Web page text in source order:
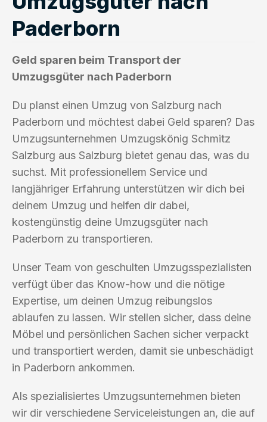
Paderborn
Geld sparen beim Transport der
Umzugsgüter nach Paderborn
Du planst einen Umzug von Salzburg nach
Paderborn und möchtest dabei Geld sparen? Das
Umzugsunternehmen Umzugskönig Schmitz
Salzburg aus Salzburg bietet genau das, was du
suchst. Mit professionellem Service und
langjähriger Erfahrung unterstützen wir dich bei
deinem Umzug und helfen dir dabei,
kostengünstig deine Umzugsgüter nach
Paderborn zu transportieren.
Unser Team von geschulten Umzugsspezialisten
verfügt über das Know-how und die nötige
Expertise, um deinen Umzug reibungslos
ablaufen zu lassen. Wir stellen sicher, dass deine
Möbel und persönlichen Sachen sicher verpackt
und transportiert werden, damit sie unbeschädigt
in Paderborn ankommen.
Als spezialisiertes Umzugsunternehmen bieten
wir dir verschiedene Serviceleistungen an, die auf